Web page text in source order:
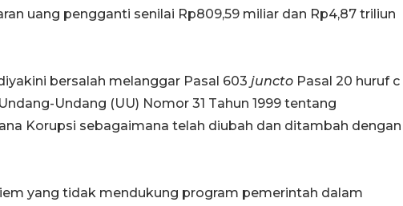
uang pengganti senilai Rp809,59 miliar dan Rp4,87 triliun
bersalah melanggar Pasal 603 juncto Pasal 20 huruf c
Undang (UU) Nomor 31 Tahun 1999 tentang
Korupsi sebagaimana telah diubah dan ditambah dengan
yang tidak mendukung program pemerintah dalam